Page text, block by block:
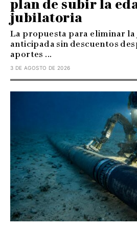
plan de subir la
jubilatoria
La propuesta para eliminar
anticipada sin descuentos
aportes ...
3 DE AGOSTO DE 2026